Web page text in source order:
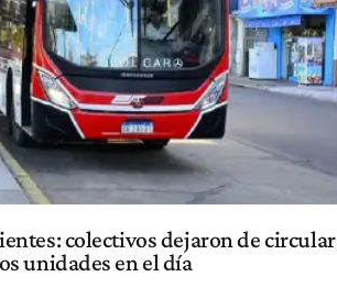
colectivos dejaron de circular
unidades en el día